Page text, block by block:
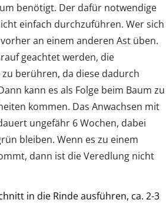
benötigt. Der dafür notwendige
einfach durchzuführen. Wer sich
an einem anderen Ast üben.
geachtet werden, die
berühren, da diese dadurch
kann es als Folge beim Baum zu
kommen. Das Anwachsen mit
ungefähr 6 Wochen, dabei
bleiben. Wenn es zu einem
dann ist die Veredlung nicht
in die Rinde ausführen, ca. 2-3